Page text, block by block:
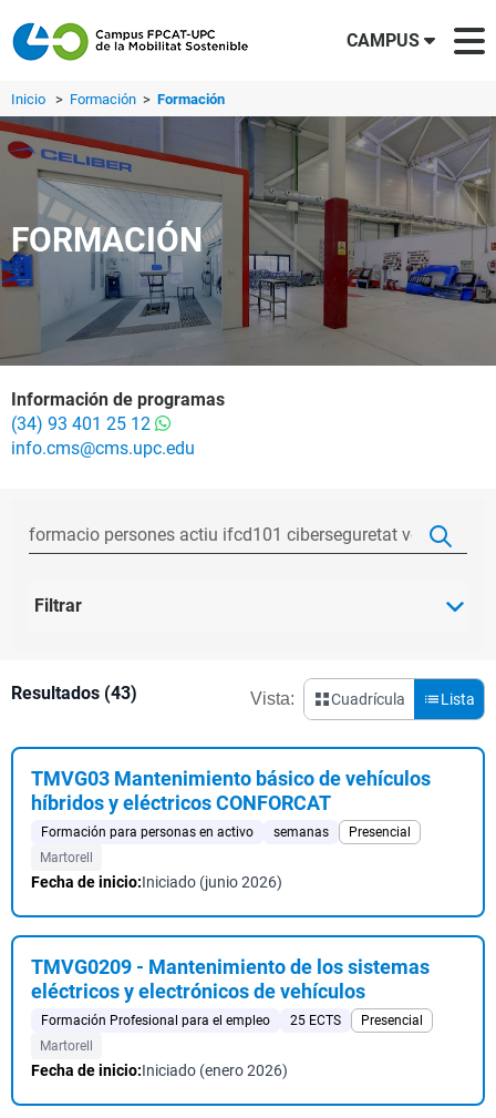
CAMPUS
Inicio > Formación > Formación
FORMACIÓN
Información de programas
(34) 93 401 25 12
info.cms@cms.upc.edu
Filtrar
Resultados (43) Vista: Cuadrícula Lista
TMVG03 Mantenimiento básico de vehículos
híbridos y eléctricos CONFORCAT
Formación para personas en activo semanas
Presencial
Martorell
Fecha de inicio:Iniciado (junio 2026)
TMVG0209 - Mantenimiento de los sistemas
eléctricos y electrónicos de vehículos
Formación Profesional para el empleo 25 ECTS
Presencial
Martorell
Fecha de inicio:Iniciado (enero 2026)